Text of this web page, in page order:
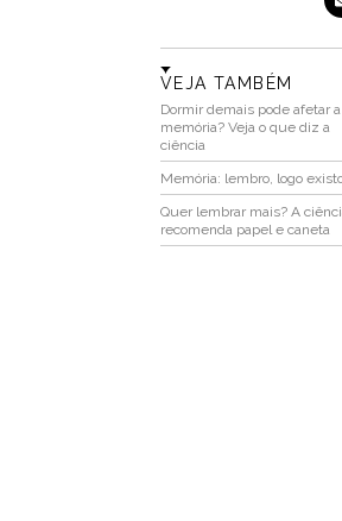
VEJA TAMBÉM
Dormir demais pode afetar a
memória? Veja o que diz a
ciência
Memória: lembro, logo
Quer lembrar mais? A
recomenda papel e caneta